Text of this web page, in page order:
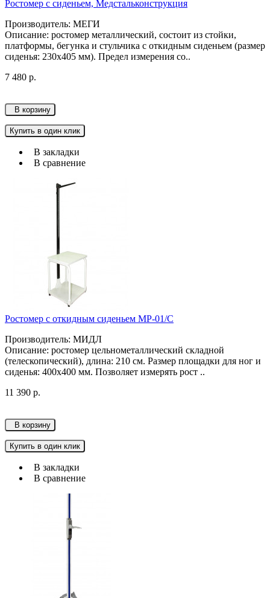
Ростомер с сиденьем, Медстальконструкция
Производитель: МЕГИ
Описание: ростомер металлический, состоит из стойки,
платформы, бегунка и стульчика с откидным сиденьем (размер
сиденья: 230х405 мм). Предел измерения со..
7 480 р.
В корзину
Купить в один клик
В закладки
В сравнение
Ростомер с откидным сиденьем МР-01/С
Производитель: МИДЛ
Описание: ростомер цельнометаллический складной
(телескопический), длина: 210 см. Размер площадки для ног и
сиденья: 400х400 мм. Позволяет измерять рост ..
11 390 р.
В корзину
Купить в один клик
В закладки
В сравнение